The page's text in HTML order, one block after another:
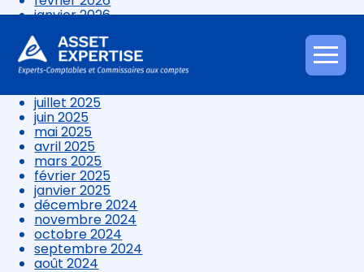
Aller
au
janvier 2026
novembre 2025
octobre 2025
septembre 2025
juillet 2025
juin 2025
mai 2025
avril 2025
mars 2025
février 2025
janvier 2025
décembre 2024
novembre 2024
octobre 2024
septembre 2024
août 2024